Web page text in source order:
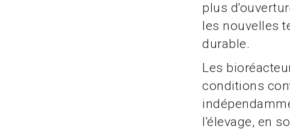
plus
les nouvelles
durable.
Les
conditions
l'élevage, en